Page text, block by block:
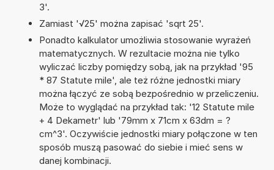
3'.
Zamiast '√25' można zapisać 'sqrt 25'.
Ponadto kalkulator umożliwia stosowanie wyrażeń
matematycznych. W rezultacie można nie tylko
wyliczać liczby pomiędzy sobą, jak na przykład '95
* 87 Statute mile', ale też różne jednostki miary
można łączyć ze sobą bezpośrednio w przeliczeniu.
Może to wyglądać na przykład tak: '12 Statute mile
+ 4 Dekametr' lub '79mm x 71cm x 63dm = ?
cm^3'. Oczywiście jednostki miary połączone w ten
sposób muszą pasować do siebie i mieć sens w
danej kombinacji.